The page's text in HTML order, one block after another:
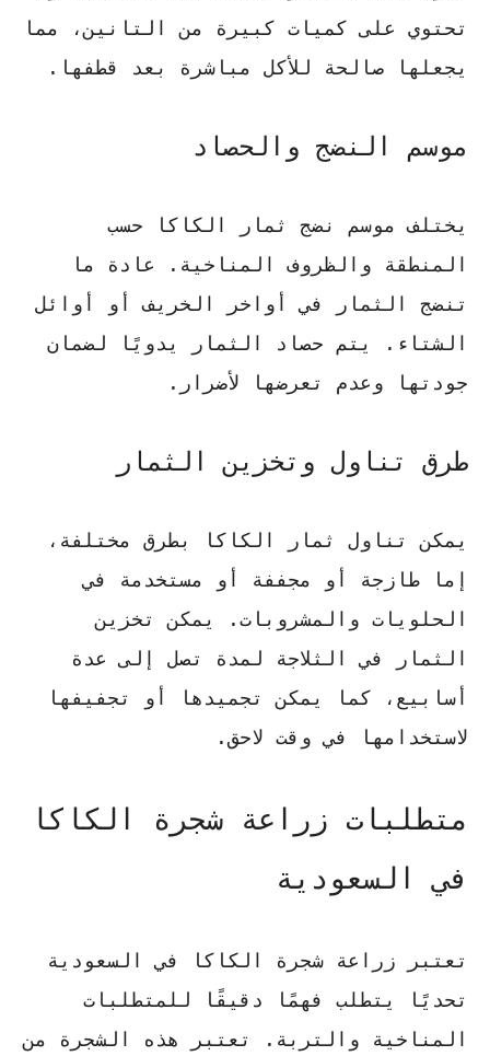
تحتوي على كميات كبيرة من التانين، مما
يجعلها صالحة للأكل مباشرة بعد قطفها.
موسم النضج والحصاد
يختلف موسم نضج ثمار الكاكا حسب
المنطقة والظروف المناخية. عادة ما
تنضج الثمار في أواخر الخريف أو أوائل
الشتاء . يتم حصاد الثمار يدويًا لضمان
جودتها وعدم تعرضها لأضرار.
طرق تناول وتخزين الثمار
يمكن تناول ثمار الكاكا بطرق مختلفة،
إما طازجة أو مجففة أو مستخدمة في
الحلويات والمشروبات.
يمكن تخزين
الثمار في الثلاجة لمدة تصل إلى عدة
أسابيع ، كما يمكن تجميدها أو تجفيفها
لاستخدامها في وقت لاحق.
متطلبات زراعة شجرة الكاكا
في السعودية
تعتبر زراعة شجرة الكاكا في السعودية
تحديًا يتطلب فهمًا دقيقًا للمتطلبات
المناخية والتربة. تعتبر هذه الشجرة من